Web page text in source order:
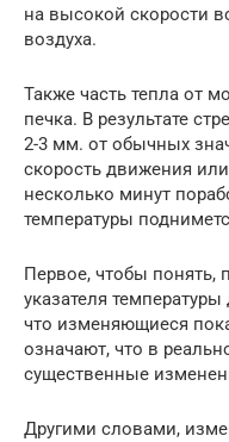
на высокой скорости
воздуха.
Также часть тепла от
печка. В результате
2-3 мм. от обычных
скорость движения
несколько минут
температуры
Первое, чтобы понять,
указателя
что изменяющиеся
означают, что в
существенные
Другими словами,